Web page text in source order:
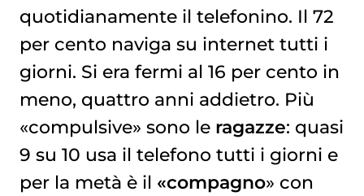
quotidianamente il telefonino. Il 72
per cento naviga su internet tutti i
giorni. Si era fermi al 16 per cento in
meno, quattro anni addietro. Più
«compulsive» sono le ragazze: quasi
9 su 10 usa il telefono tutti i giorni e
per la metà è il «compagno» con